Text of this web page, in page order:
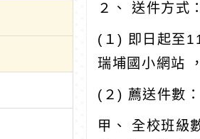
２、 送件方式：
(１) 即日起至
瑞埔國小網站
(２) 薦送件數
甲、 全校班級